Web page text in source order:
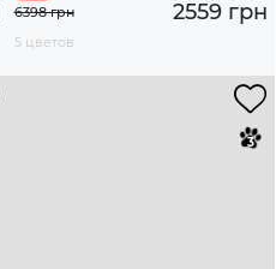
2559 грн
6398 грн
5 цветов